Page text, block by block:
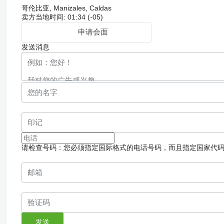
哥伦比亚, Manizales, Caldas
卖方当地时间: 01:34 (-05)
申请会面
发送消息
请检查号码：您必须指定国际格式的电话号码，而且指定国家代码